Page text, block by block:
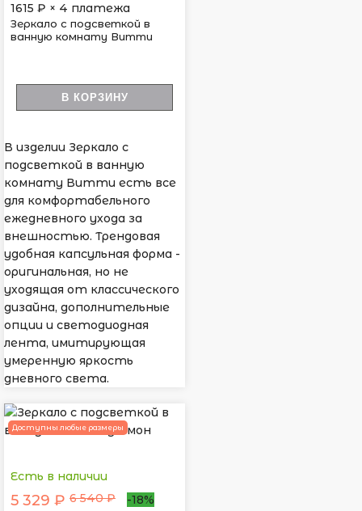
1615 ₽ × 4 платежа
Зеркало с подсветкой в
ванную комнату Витти
В КОРЗИНУ
В изделии Зеркало с
подсветкой в ванную
комнату Витти есть все
для комфортабельного
ежедневного ухода за
внешностью. Трендовая
удобная капсульная форма -
оригинальная, но не
уходящая от классического
дизайна, дополнительные
опции и светодиодная
лента, имитирующая
умеренную яркость
дневного света.
Доступны любые размеры
Есть в наличии
5 329 ₽ 6 540 ₽
-18%